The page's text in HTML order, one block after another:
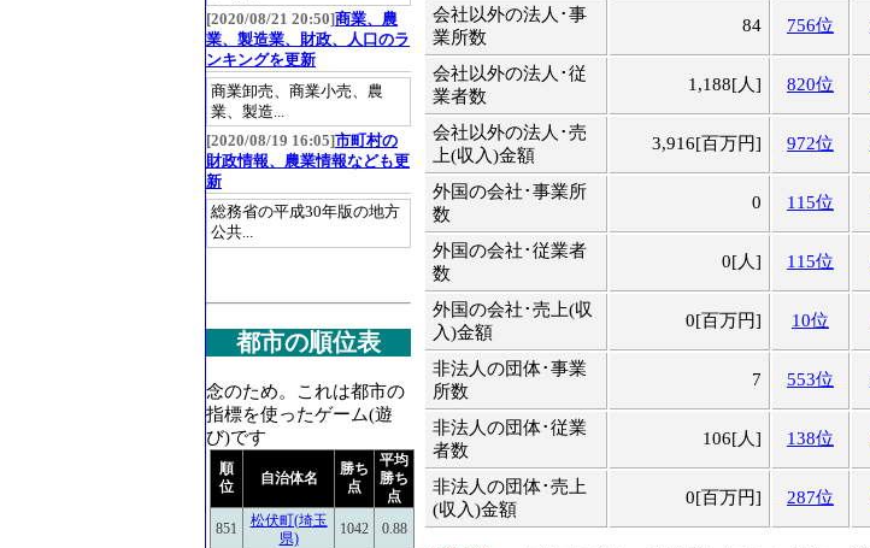
会社以外の法人･事
業所数
84 756位
会社以外の法人･従
業者数
1,188[人] 820位
会社以外の法人･売
上(収入)金額
3,916[百万円] 972位
外国の会社･事業所
数
0 115位
外国の会社･従業者
数
0[人] 115位
外国の会社･売上(収
入)金額
0[百万円] 10位
非法人の団体･事業
所数
7 553位
非法人の団体･従業
者数
106[人] 138位
非法人の団体･売上
(収入)金額
0[百万円] 287位
[2020/08/21 20:50]商業、農
業、製造業、財政、人口のラ
ンキングを更新
商業卸売、商業小売、農
業、製造...
[2020/08/19 16:05]市町村の
財政情報、農業情報なども更
新
総務省の平成30年版の地方
公共...
都市の順位表
念のため。これは都市の
指標を使ったゲーム(遊
び)です
順
位
自治体名
勝ち
点
平均
勝ち
点
851
松伏町(埼玉
県)
1042 0.88